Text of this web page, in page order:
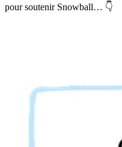
pour soutenir Snowball… 👇